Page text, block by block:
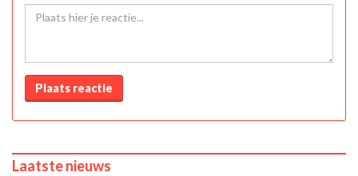
Plaats reactie
Laatste nieuws